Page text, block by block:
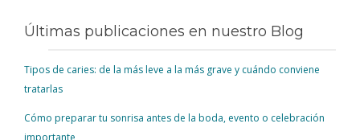
Últimas publicaciones en nuestro Blog
Tipos de caries: de la más leve a la más grave y cuándo conviene
tratarlas
Cómo preparar tu sonrisa antes de la boda, evento o celebración